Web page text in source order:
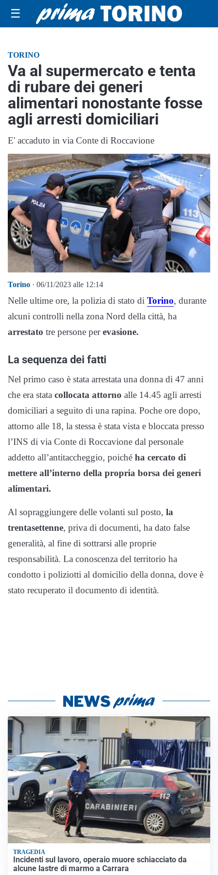
☰
TORINO
Va al supermercato e tenta
di rubare dei generi
alimentari nonostante fosse
agli arresti domiciliari
E' accaduto in via Conte di Roccavione
Torino · 06/11/2023 alle 12:14
Nelle ultime ore, la polizia di stato di Torino, durante
alcuni controlli nella zona Nord della città, ha
arrestato tre persone perevasione.
La sequenza dei fatti
Nel primo caso è stata arrestata una donna di 47 anni
che era stata collocata attorno alle 14.45 agli arresti
domiciliari a seguito di una rapina. Poche ore dopo,
attorno alle 18, la stessa è stata vista e bloccata presso
l’INS di via Conte di Roccavione dal personale
addetto all’antitaccheggio, poiché ha cercato di
mettere all’interno della propria borsa dei generi
alimentari.
Al sopraggiungere delle volanti sul posto, la
trentasettenne, priva di documenti, ha dato false
generalità, al fine di sottrarsi alle proprie
responsabilità. La conoscenza del territorio ha
condotto i poliziotti al domicilio della donna, dove è
stato recuperato il documento di identità.
TRAGEDIA
Incidenti sul lavoro, operaio muore schiacciato da
alcune lastre di marmo a Carrara